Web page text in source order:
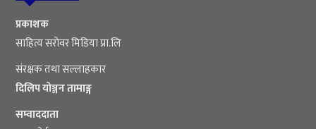
प्रकाशक
साहित्य सरोवर मिडिया प्रा.लि
संरक्षक तथा सल्लाहकार
दिलिप योञ्जन तामाङ्ग
सम्वाददाता